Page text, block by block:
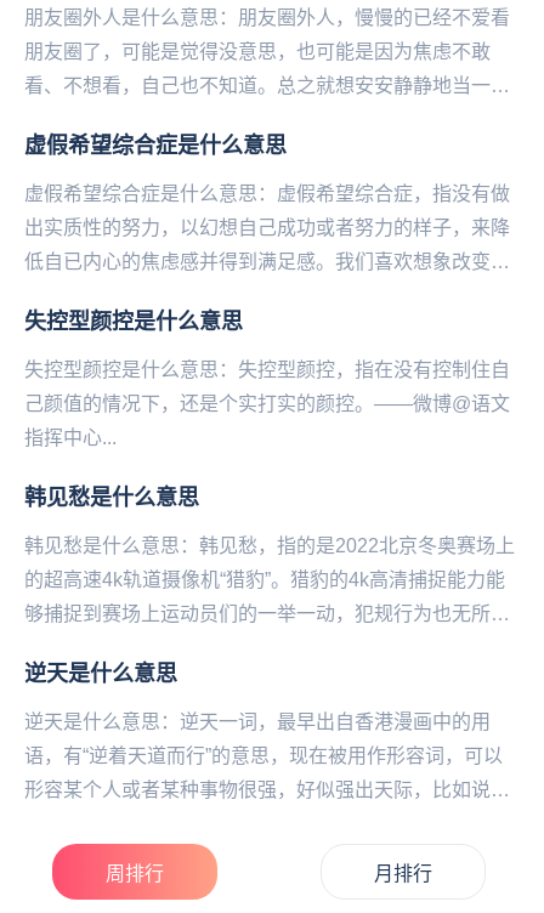
朋友圈外人是什么意思：朋友圈外人，慢慢的已经不爱看
朋友圈了，可能是觉得没意思，也可能是因为焦虑不敢
看、不想看，自己也不知道。总之就想安安静静地当一个
—...
虚假希望综合症是什么意思
虚假希望综合症是什么意思：虚假希望综合症，指没有做
出实质性的努力，以幻想自己成功或者努力的样子，来降
低自已内心的焦虑感并得到满足感。我们喜欢想象改变后
落...
失控型颜控是什么意思
失控型颜控是什么意思：失控型颜控，指在没有控制住自
己颜值的情况下，还是个实打实的颜控。——微博@语文
指挥中心...
韩见愁是什么意思
韩见愁是什么意思：韩见愁，指的是2022北京冬‌‌‌‌‌‌‌‌‌‌‌‌奥赛场上
的超高速4k轨道摄像机“猎豹”。猎豹的4k高清捕捉能力能
够捕捉到赛场上运动员们的一举一动，犯规行为也无所遁
逆天是什么意思
逆天是什么意思：逆天一词，最早出自香港漫画中的用
语，有“逆着天道而行”的意思，现在被用作形容词，可以
形容某个人或者某种事物很强，好似强出天际，比如说：
周排行 月排行